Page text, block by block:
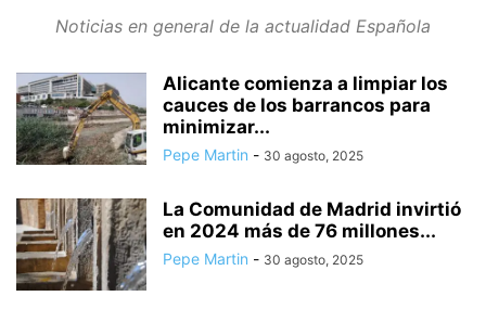
GALICIA MADRID MURCIA NAVARRA POLÍTICA
Noticias en general de la actualidad Española
Alicante comienza a limpiar los
cauces de los barrancos para
minimizar...
Pepe Martin - 30 agosto, 2025
La Comunidad de Madrid invirtió
en 2024 más de 76 millones...
Pepe Martin - 30 agosto, 2025